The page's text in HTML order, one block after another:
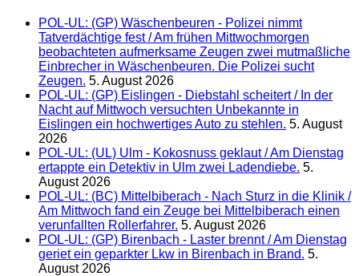
POL-UL: (GP) Wäschenbeuren - Polizei nimmt
Tatverdächtige fest / Am frühen Mittwochmorgen
beobachteten aufmerksame Zeugen zwei mutmaßliche
Einbrecher in Wäschenbeuren. Die Polizei sucht
Zeugen. 5. August 2026
POL-UL: (GP) Eislingen - Diebstahl scheitert / In der
Nacht auf Mittwoch versuchten Unbekannte in
Eislingen ein hochwertiges Auto zu stehlen. 5. August
2026
POL-UL: (UL) Ulm - Kokosnuss geklaut / Am Dienstag
ertappte ein Detektiv in Ulm zwei Ladendiebe. 5.
August 2026
POL-UL: (BC) Mittelbiberach - Nach Sturz in die Klinik /
Am Mittwoch fand ein Zeuge bei Mittelbiberach einen
verunfallten Rollerfahrer. 5. August 2026
POL-UL: (GP) Birenbach - Laster brennt / Am Dienstag
geriet ein geparkter Lkw in Birenbach in Brand. 5.
August 2026